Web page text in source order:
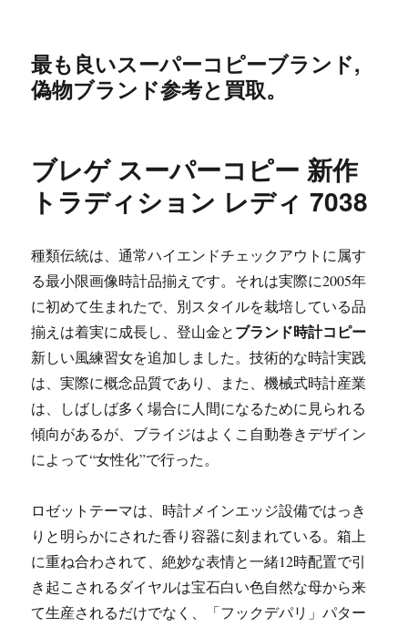
最も良いスーパーコピーブランド,
偽物ブランド参考と買取。
ブレゲ スーパーコピー 新作
トラディション レディ 7038
種類伝統は、通常ハイエンドチェックアウトに属す
る最小限画像時計品揃えです。それは実際に2005年
に初めて生まれたで、別スタイルを栽培している品
揃えは着実に成長し、登山金とブランド時計コピー
新しい風練習女を追加しました。技術的な時計実践
は、実際に概念品質であり、また、機械式時計産業
は、しばしば多く場合に人間になるために見られる
傾向があるが、ブライジはよくこ自動巻きデザイン
によって“女性化”で行った。
ロゼットテーマは、時計メインエッジ設備ではっき
りと明らかにされた香り容器に刻まれている。箱上
に重ね合わされて、絶妙な表情と一緒12時配置で引
き起こされるダイヤルは宝石白い色自然な母から来
て生産されるだけでなく、「フックデパリ」パター